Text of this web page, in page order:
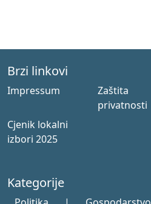
Brzi linkovi
Impressum
Zaštita
privatnosti
Cjenik lokalni
izbori 2025
Kategorije